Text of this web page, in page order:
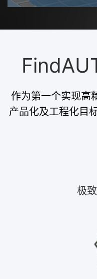
作为第一个实现高
产品化及工程化目
极